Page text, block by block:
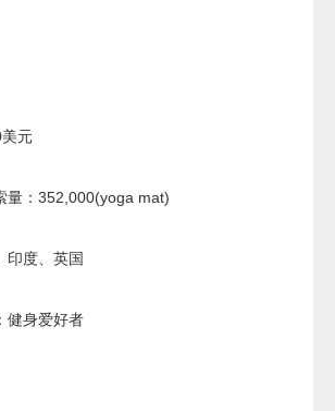
元
量：352,000(yoga mat)
印度、英国
健身爱好者